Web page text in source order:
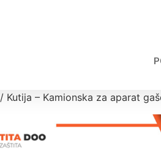
/ Kutija – Kamionska za aparat